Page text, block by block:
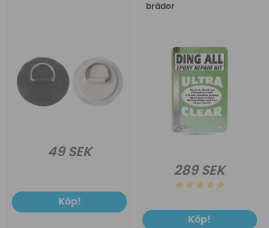
49 SEK
Köp!
brädor
289 SEK
Köp!